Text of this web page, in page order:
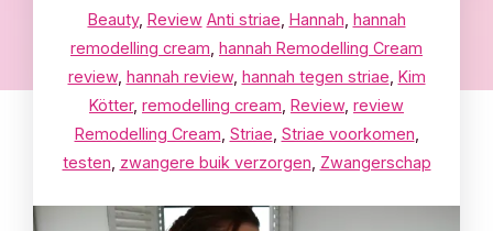
Beauty, Review Anti striae Hannah hannah
remodelling cream hannah Remodelling Cream
review, hannah review, hannah tegen striae Kim
Kötter, remodelling cream Review, review
Remodelling Cream Striae Striae voorkomen
testen zwangere buik verzorgen Zwangerschap